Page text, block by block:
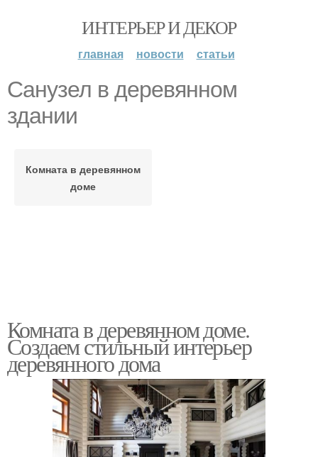
ИНТЕРЬЕР И ДЕКОР
главная новости статьи
Санузел в деревянном
здании
Комната в деревянном
доме
Комната в деревянном доме.
Создаем стильный интерьер
деревянного дома